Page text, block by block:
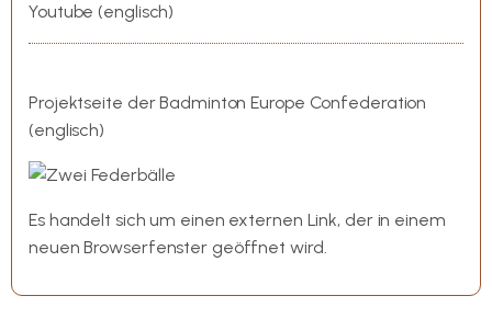
Youtube (englisch)
Projektseite der Badminton Europe Confederation
(englisch)
Es handelt sich um einen externen Link, der in einem
neuen Browserfenster geöffnet wird.